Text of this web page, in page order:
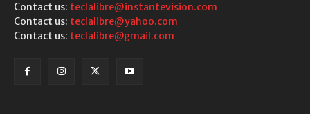
Contact us: teclalibre@instantevision.com
Contact us: teclalibre@yahoo.com
Contact us: teclalibre@gmail.com